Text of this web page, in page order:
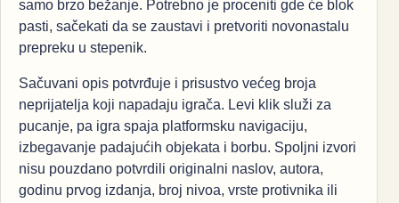
samo brzo bežanje. Potrebno je proceniti gde će blok
pasti, sačekati da se zaustavi i pretvoriti novonastalu
prepreku u stepenik.
Sačuvani opis potvrđuje i prisustvo većeg broja
neprijatelja koji napadaju igrača. Levi klik služi za
pucanje, pa igra spaja platformsku navigaciju,
izbegavanje padajućih objekata i borbu. Spoljni izvori
nisu pouzdano potvrdili originalni naslov, autora,
godinu prvog izdanja, broj nivoa, vrste protivnika ili